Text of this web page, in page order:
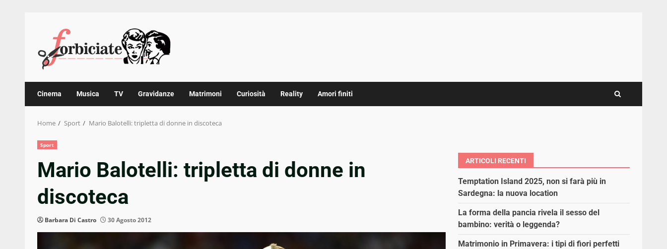
content
Cinema Musica TV Gravidanze Matrimoni Curiosità Reality Amori finiti
Home Sport Mario Balotelli: tripletta di donne in discoteca
Sport
Mario Balotelli: tripletta di donne in
discoteca
Barbara Di Castro 30 Agosto 2012
ARTICOLI RECENTI
Temptation Island 2025, non si farà più in
Sardegna: la nuova location
La forma della pancia rivela il sesso del
bambino: verità o leggenda?
Matrimonio in Primavera: i tipi di fiori perfetti